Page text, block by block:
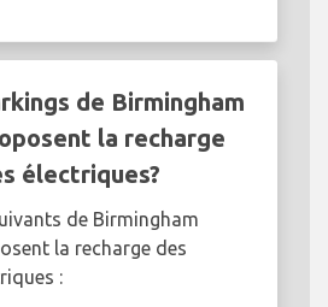
de Birmingham
la recharge
électriques?
de Birmingham
la recharge des
: